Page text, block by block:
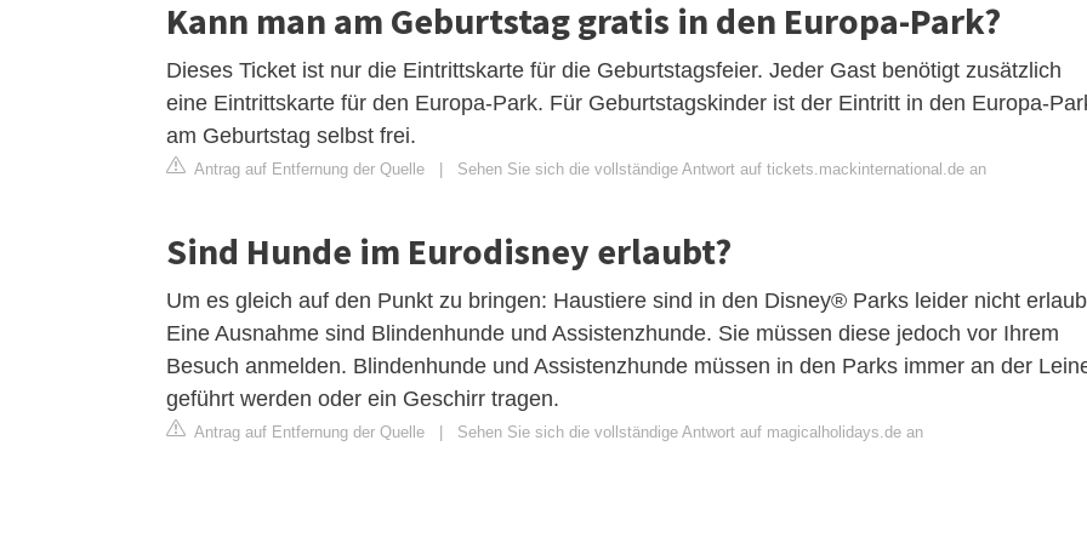
Kann man am Geburtstag gratis in den Europa-Park?
Dieses Ticket ist nur die Eintrittskarte für die Geburtstagsfeier. Jeder Gast benötigt zusätzlich
eine Eintrittskarte für den Europa-Park. Für Geburtstagskinder ist der Eintritt in den Europa-
am Geburtstag selbst frei.
Antrag auf Entfernung der Quelle | Sehen Sie sich die vollständige Antwort auf tickets.mackinternational.de an
Sind Hunde im Eurodisney erlaubt?
Um es gleich auf den Punkt zu bringen: Haustiere sind in den Disney® Parks leider nicht
Eine Ausnahme sind Blindenhunde und Assistenzhunde. Sie müssen diese jedoch vor Ihrem
Besuch anmelden. Blindenhunde und Assistenzhunde müssen in den Parks immer an der
geführt werden oder ein Geschirr tragen.
Antrag auf Entfernung der Quelle | Sehen Sie sich die vollständige Antwort auf magicalholidays.de an